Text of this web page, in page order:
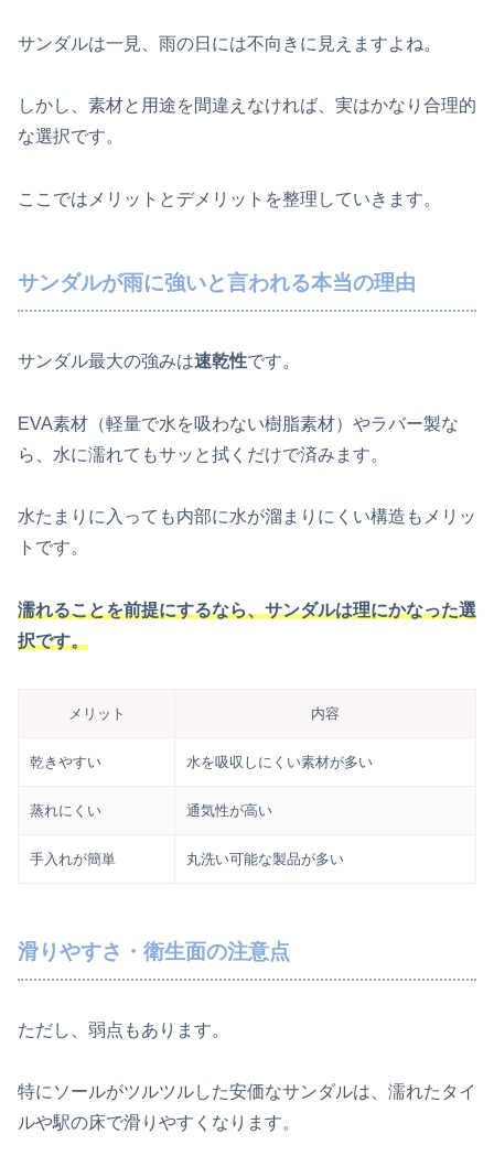
サンダルは一見、雨の日には不向きに見えますよね。
しかし、素材と用途を間違えなければ、実はかなり合理的
な選択です。
ここではメリットとデメリットを整理していきます。
サンダルが雨に強いと言われる本当の理由
サンダル最大の強みは速乾性です。
EVA素材（軽量で水を吸わない樹脂素材）やラバー製な
ら、水に濡れてもサッと拭くだけで済みます。
水たまりに入っても内部に水が溜まりにくい構造もメリッ
トです。
濡れることを前提にするなら、サンダルは理にかなった選
択です。
メリット 内容
乾きやすい 水を吸収しにくい素材が多い
蒸れにくい 通気性が高い
手入れが簡単 丸洗い可能な製品が多い
滑りやすさ・衛生面の注意点
ただし、弱点もあります。
特にソールがツルツルした安価なサンダルは、濡れたタイ
ルや駅の床で滑りやすくなります。